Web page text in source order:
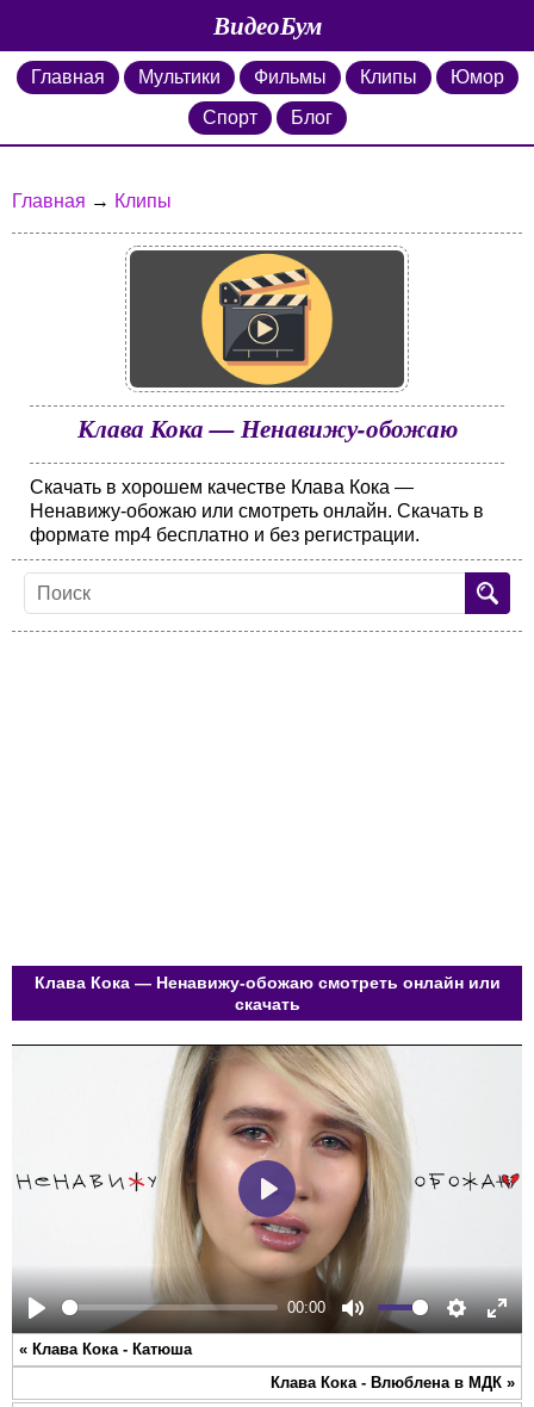
ВидеоБум
Главная Мультики Фильмы Клипы
Юмор
Спорт
Блог
Главная → Клипы
Клава Кока — Ненавижу-обожаю
Скачать в хорошем качестве Клава Кока —
Ненавижу-обожаю или смотреть онлайн. Скачать в
формате mp4 бесплатно и без регистрации.
Клава Кока — Ненавижу-обожаю смотреть онлайн или
скачать
Play
00:00
Mute Settings
Play
« Клава Кока - Катюша
Клава Кока - Влюблена в МДК »